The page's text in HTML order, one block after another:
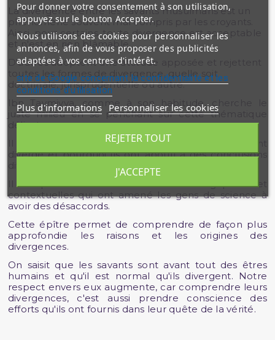
La divergence entre les savants musulmans est un
phénomène souvent mal compris par les croyants.
Ainsi, pour certains, toute divergence est acceptable
et n'est en rien blâmable.
D'autres adoptent une attitude apposée et rejettent
toutes les formes de divergence, quelle soit
doctrinale, jurisprudentielle ou autre.
Ibn Taymiyya, comme à son habitude, cherche le
juste milieu en se penchant sur cette thématique
délicate.
Il nous fait comprendre pourquoi les savants ont
divergé et pourquoi ils ont abouti à des conclusions
différentes à propos d'un même sujet.
Il expose les raisons méthodologiques et
contextuelles qui ont amené les gens de science à
avoir des désaccords.
Cette épître permet de comprendre de façon plus
approfondie les raisons et les origines des
divergences.
On saisit que les savants sont avant tout des êtres
humains et qu'il est normal qu'ils divergent. Notre
respect envers eux augmente, car comprendre leurs
divergences, c'est aussi prendre conscience des
efforts qu'ils ont fournis dans leur quête de la vérité.
Pour donner votre consentement à son utilisation,
appuyez sur le bouton Accepter.
Nous utilisons des cookies pour personnaliser les
annonces, afin de vous proposer des publicités
adaptées à vos centres d'intérêt.
site de Google concernant la confidentialité et les
conditions d'utilisation
Plus d'informations Personnaliser les cookies
REJETER TOUT
J'ACCEPTE